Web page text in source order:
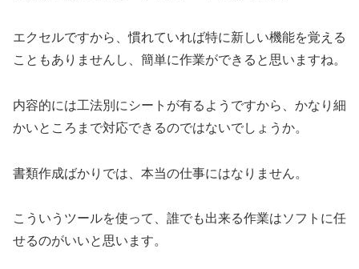
エクセルですから、慣れていれば特に新しい機能を覚える
こともありませんし、簡単に作業ができると思いますね。
内容的には工法別にシートが有るようですから、かなり細
かいところまで対応できるのではないでしょうか。
書類作成ばかりでは、本当の仕事にはなりません。
こういうツールを使って、誰でも出来る作業はソフトに任
せるのがいいと思います。